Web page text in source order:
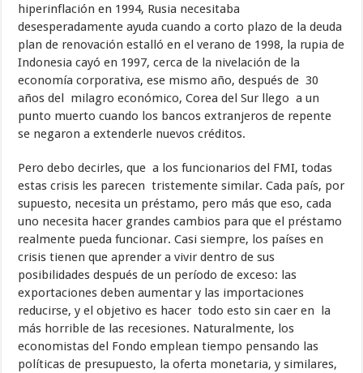
hiperinflación en 1994, Rusia necesitaba
desesperadamente ayuda cuando a corto plazo de la deuda
plan de renovación estalló en el verano de 1998, la rupia de
Indonesia cayó en 1997, cerca de la nivelación de la
economía corporativa, ese mismo año, después de 30
años del milagro económico, Corea del Sur llego a un
punto muerto cuando los bancos extranjeros de repente
se negaron a extenderle nuevos créditos.
Pero debo decirles, que a los funcionarios del FMI, todas
estas crisis les parecen tristemente similar. Cada país, por
supuesto, necesita un préstamo, pero más que eso, cada
uno necesita hacer grandes cambios para que el préstamo
realmente pueda funcionar. Casi siempre, los países en
crisis tienen que aprender a vivir dentro de sus
posibilidades después de un período de exceso: las
exportaciones deben aumentar y las importaciones
reducirse, y el objetivo es hacer todo esto sin caer en la
más horrible de las recesiones. Naturalmente, los
economistas del Fondo emplean tiempo pensando las
políticas de presupuesto, la oferta monetaria, y similares,